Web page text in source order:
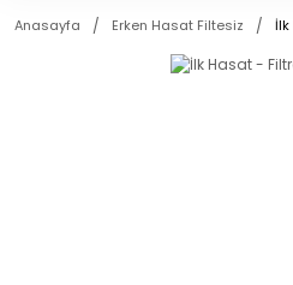
Anasayfa Erken Hasat Filtesiz İlk